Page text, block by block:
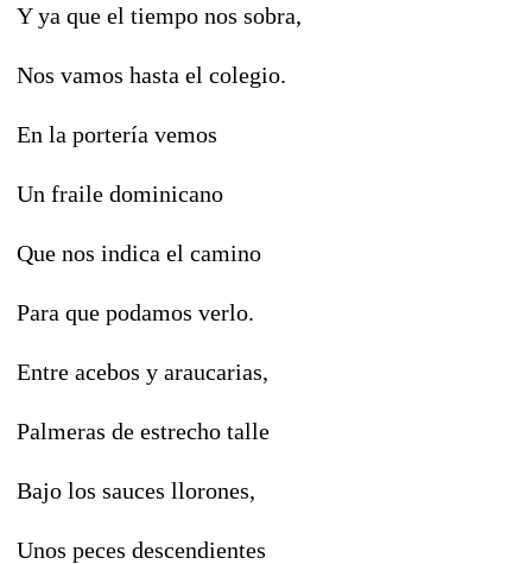
Y ya que el tiempo nos sobra,
Nos vamos hasta el colegio.
En la portería vemos
Un fraile dominicano
Que nos indica el camino
Para que podamos verlo.
Entre acebos y araucarias,
Palmeras de estrecho talle
Bajo los sauces llorones,
Unos peces descendientes